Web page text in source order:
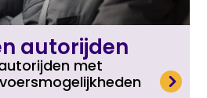
autorijden
met
Lees meer